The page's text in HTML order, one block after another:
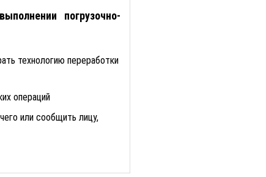
погрузочно-
технологию переработки
операций
или сообщить лицу,